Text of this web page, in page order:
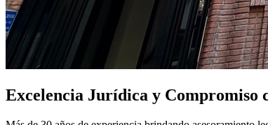
Excelencia Jurídica y Compromiso